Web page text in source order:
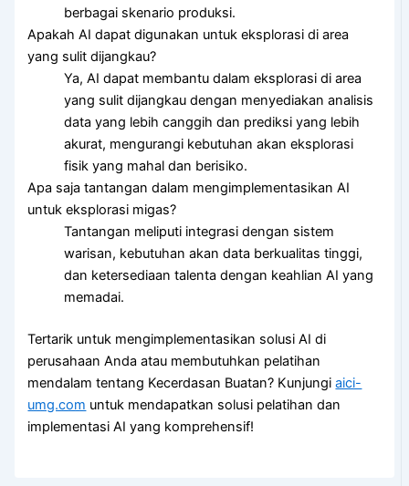
berbagai skenario produksi.
Apakah AI dapat digunakan untuk eksplorasi di area
yang sulit dijangkau?
Ya, AI dapat membantu dalam eksplorasi di area
yang sulit dijangkau dengan menyediakan analisis
data yang lebih canggih dan prediksi yang lebih
akurat, mengurangi kebutuhan akan eksplorasi
fisik yang mahal dan berisiko.
Apa saja tantangan dalam mengimplementasikan AI
untuk eksplorasi migas?
Tantangan meliputi integrasi dengan sistem
warisan, kebutuhan akan data berkualitas tinggi,
dan ketersediaan talenta dengan keahlian AI yang
memadai.
Tertarik untuk mengimplementasikan solusi AI di
perusahaan Anda atau membutuhkan pelatihan
mendalam tentang Kecerdasan Buatan? Kunjungiaici-
umg.com untuk mendapatkan solusi pelatihan dan
implementasi AI yang komprehensif!